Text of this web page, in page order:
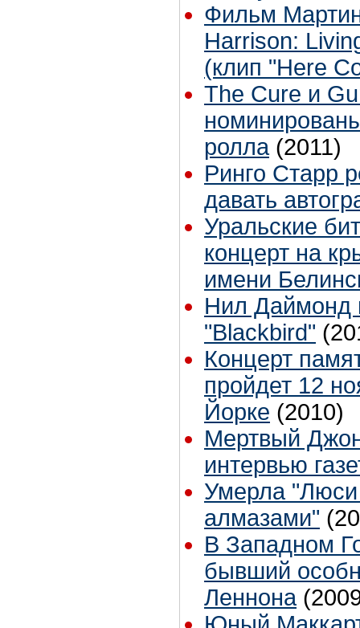
Фильм
Harrison:
(клип "Here
The Cure и
ролла (2011)
Ринго Старр
давать
Уральские
концерт на
имени
Нил Даймонд
"Blackbird"
Концерт
пройдет 12
Йорке (2010)
Мертвый
интервью
Умерла "Люси
алмазами"
В Западном
бывший
Леннона